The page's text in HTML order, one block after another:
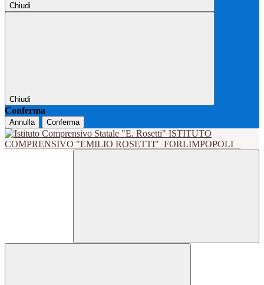
Chiudi
Chiudi
Conferma
Annulla Conferma
ISTITUTO
COMPRENSIVO "EMILIO ROSETTI" FORLIMPOPOLI